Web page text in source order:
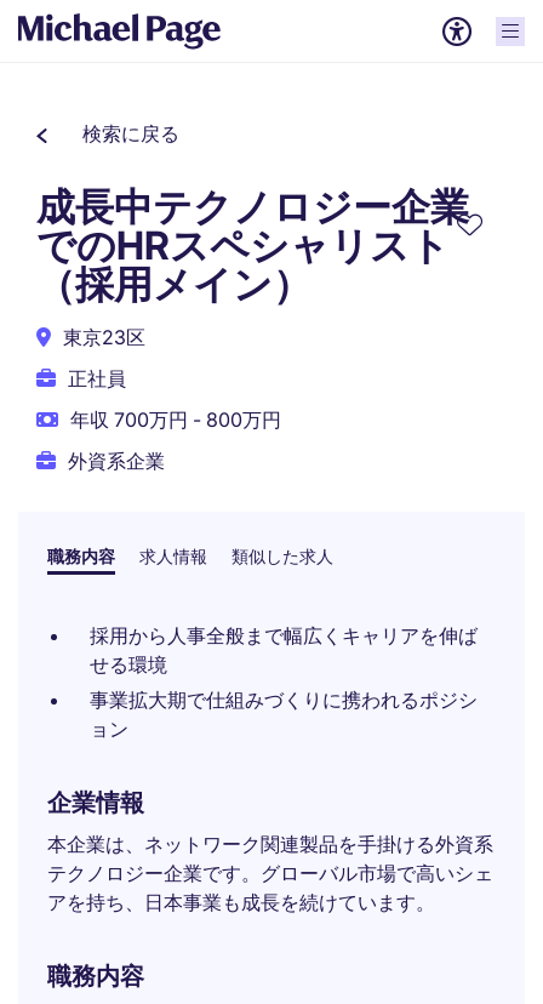
検索に戻る
成長中テクノロジー企業
でのHRスペシャリスト
（採用メイン）
東京23区
正社員
年収 700万円 - 800万円
外資系企業
職務内容 求人情報 類似した求人
採用から人事全般まで幅広くキャリアを伸ば
せる環境
事業拡大期で仕組みづくりに携われるポジシ
ョン
企業情報
本企業は、ネットワーク関連製品を手掛ける外資系
テクノロジー企業です。グローバル市場で高いシェ
アを持ち、日本事業も成長を続けています。
職務内容